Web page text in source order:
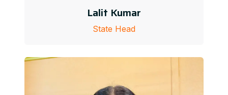
Lalit Kumar
State Head